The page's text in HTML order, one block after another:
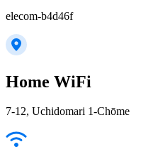
elecom-b4d46f
Home WiFi
7-12, Uchidomari 1-Chōme